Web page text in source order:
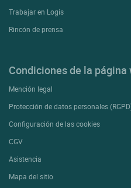
Trabajar en Logis
Rincón de prensa
Condiciones de la página
Mención legal
Protección de datos personales
Configuración de las cookies
CGV
Asistencia
Mapa del sitio